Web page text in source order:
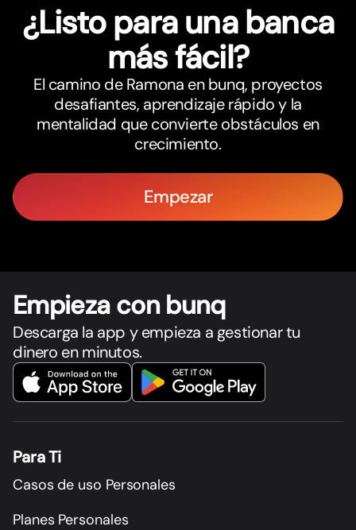
¿Listo para una banca
más fácil?
El camino de Ramona en bunq, proyectos
desafiantes, aprendizaje rápido y la
mentalidad que convierte obstáculos en
crecimiento.
Empezar
Empieza con bunq
Descarga la app y empieza a gestionar tu
dinero en minutos.
Para Ti
Casos de uso Personales
Planes Personales